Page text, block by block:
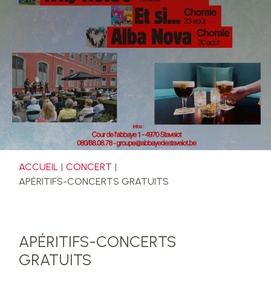
ACCUEIL
CONCERT
APÉRITIFS-CONCERTS GRATUITS
APÉRITIFS-CONCERTS
GRATUITS